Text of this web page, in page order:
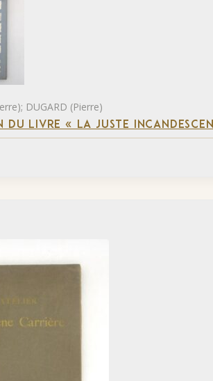
DUGARD (Pierre)
DU LIVRE « LA JUSTE